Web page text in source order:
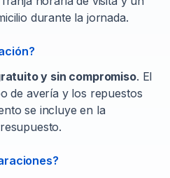
durante la jornada.
y sin compromiso. El
de avería y los repuestos
se incluye en la